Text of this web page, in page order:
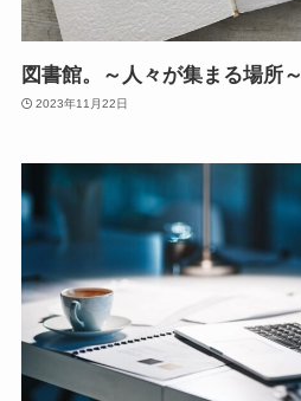
図書館。～人々が集まる場所～
2023年11月22日